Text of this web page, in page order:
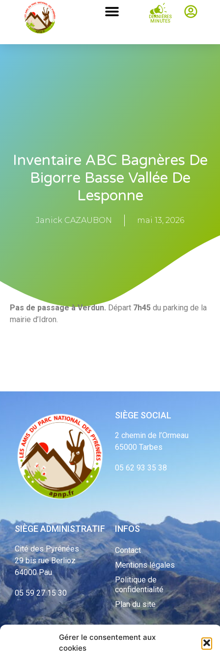
Gérer le consentement aux
cookies
DERNIÈRES
MINUTES
Inventaire ABC Bagnères De
Bigorre Basse Vallée De
Lesponne
Janick CAZAUBON mai 13, 2026
Pas de passage à Verdun. Départ 7h45 du parking de la
mairie d’Idron.
SIÈGE SOCIAL
2 chemin de l’Ormeau
65000 Tarbes
05 62 93 35 38
SIÈGE ADMINISTRATIF
Cité des Pyrénées
29 bis rue Berlioz
64000 Pau
05 59 27 15 30
INFOS
Contact
Mentions légales
Politique de
confidentialité
Plan du site